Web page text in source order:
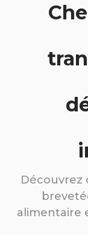
alimentaire